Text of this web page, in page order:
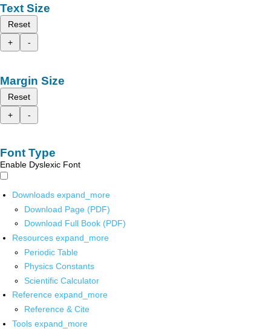
Text Size
Reset
+
-
Margin Size
Reset
+
-
Font Type
Enable Dyslexic Font
Downloads expand_more
Download Page (PDF)
Download Full Book (PDF)
Resources expand_more
Periodic Table
Physics Constants
Scientific Calculator
Reference expand_more
Reference & Cite
Tools expand_more